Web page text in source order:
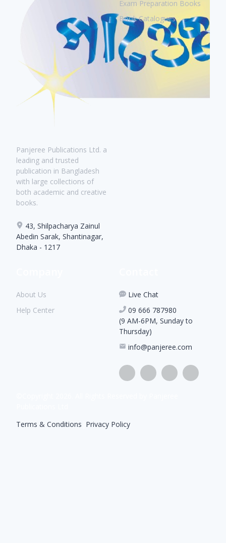
Panjeree Publications Ltd. a
leading and trusted
publication in Bangladesh
with large collections of
both academic and creative
books.
43, Shilpacharya Zainul
Abedin Sarak, Shantinagar,
Dhaka - 1217
Exam Preparation Books
Book Catalogues
About Us
Help Center
Live Chat
09 666 787980
(9 AM-6PM, Sunday to
Thursday)
info@panjeree.com
Terms & Conditions Privacy Policy